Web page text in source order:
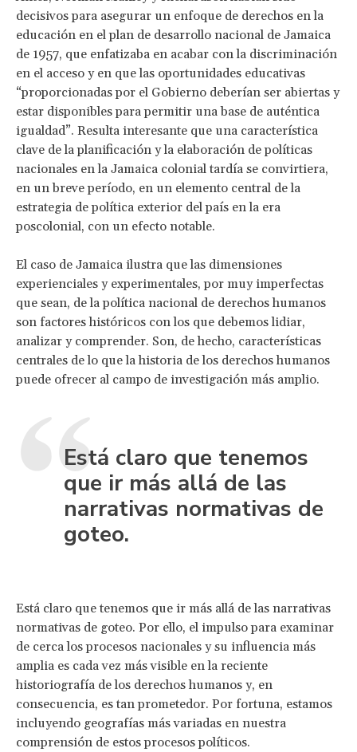
decisivos para asegurar un enfoque de derechos en la
educación en el plan de desarrollo nacional de Jamaica
de 1957, que enfatizaba en acabar con la discriminación
en el acceso y en que las oportunidades educativas
“proporcionadas por el Gobierno deberían ser abiertas y
estar disponibles para permitir una base de auténtica
igualdad”. Resulta interesante que una característica
clave de la planificación y la elaboración de políticas
nacionales en la Jamaica colonial tardía se convirtiera,
en un breve período, en un elemento central de la
estrategia de política exterior del país en la era
poscolonial, con un efecto notable.
El caso de Jamaica ilustra que las dimensiones
experienciales y experimentales, por muy imperfectas
que sean, de la política nacional de derechos humanos
son factores históricos con los que debemos lidiar,
analizar y comprender. Son, de hecho, características
centrales de lo que la historia de los derechos humanos
puede ofrecer al campo de investigación más amplio.
Está claro que tenemos
que ir más allá de las
narrativas normativas de
goteo.
Está claro que tenemos que ir más allá de las narrativas
normativas de goteo. Por ello, el impulso para examinar
de cerca los procesos nacionales y su influencia más
amplia es cada vez más visible en la reciente
historiografía de los derechos humanos y, en
consecuencia, es tan prometedor. Por fortuna, estamos
incluyendo geografías más variadas en nuestra
comprensión de estos procesos políticos.